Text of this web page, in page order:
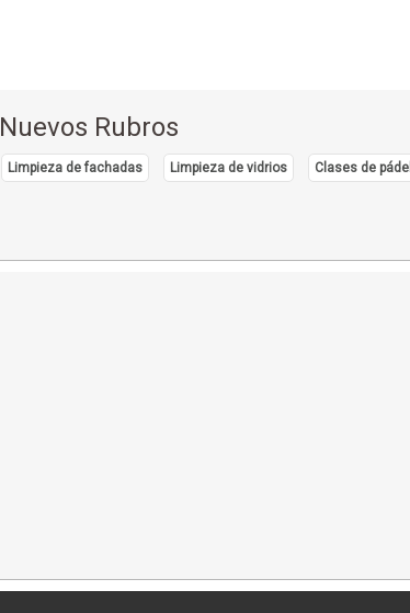
Nuevos Rubros
Limpieza de fachadas Limpieza de vidrios Clases de pádel